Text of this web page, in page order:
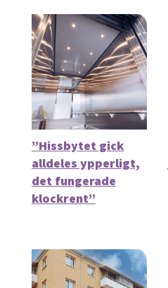
”Hissbytet gick
alldeles ypperligt,
det fungerade
klockrent”